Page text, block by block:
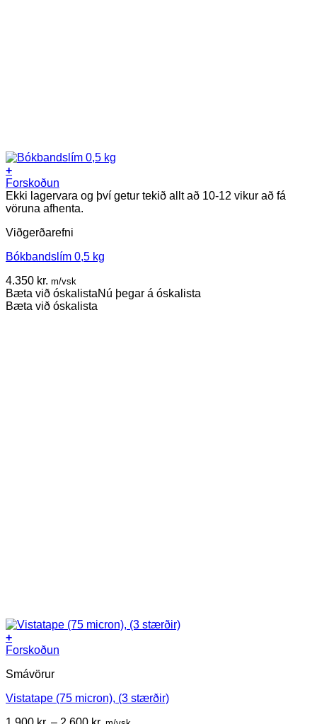
+
Forskoðun
Ekki lagervara og því getur tekið allt að 10-12 vikur að fá
vöruna afhenta.
Viðgerðarefni
Bókbandslím 0,5 kg
4.350 kr. m/vsk
Bæta við óskalistaNú þegar á óskalista
Bæta við óskalista
+
This
has
variants.
Forskoðun
Smávörur
Vistatape (75 micron), (3 stærðir)
Price